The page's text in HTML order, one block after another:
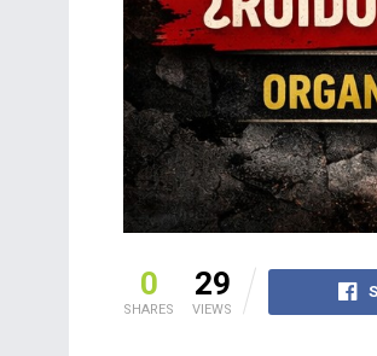
0
SHARES
29
VIEWS